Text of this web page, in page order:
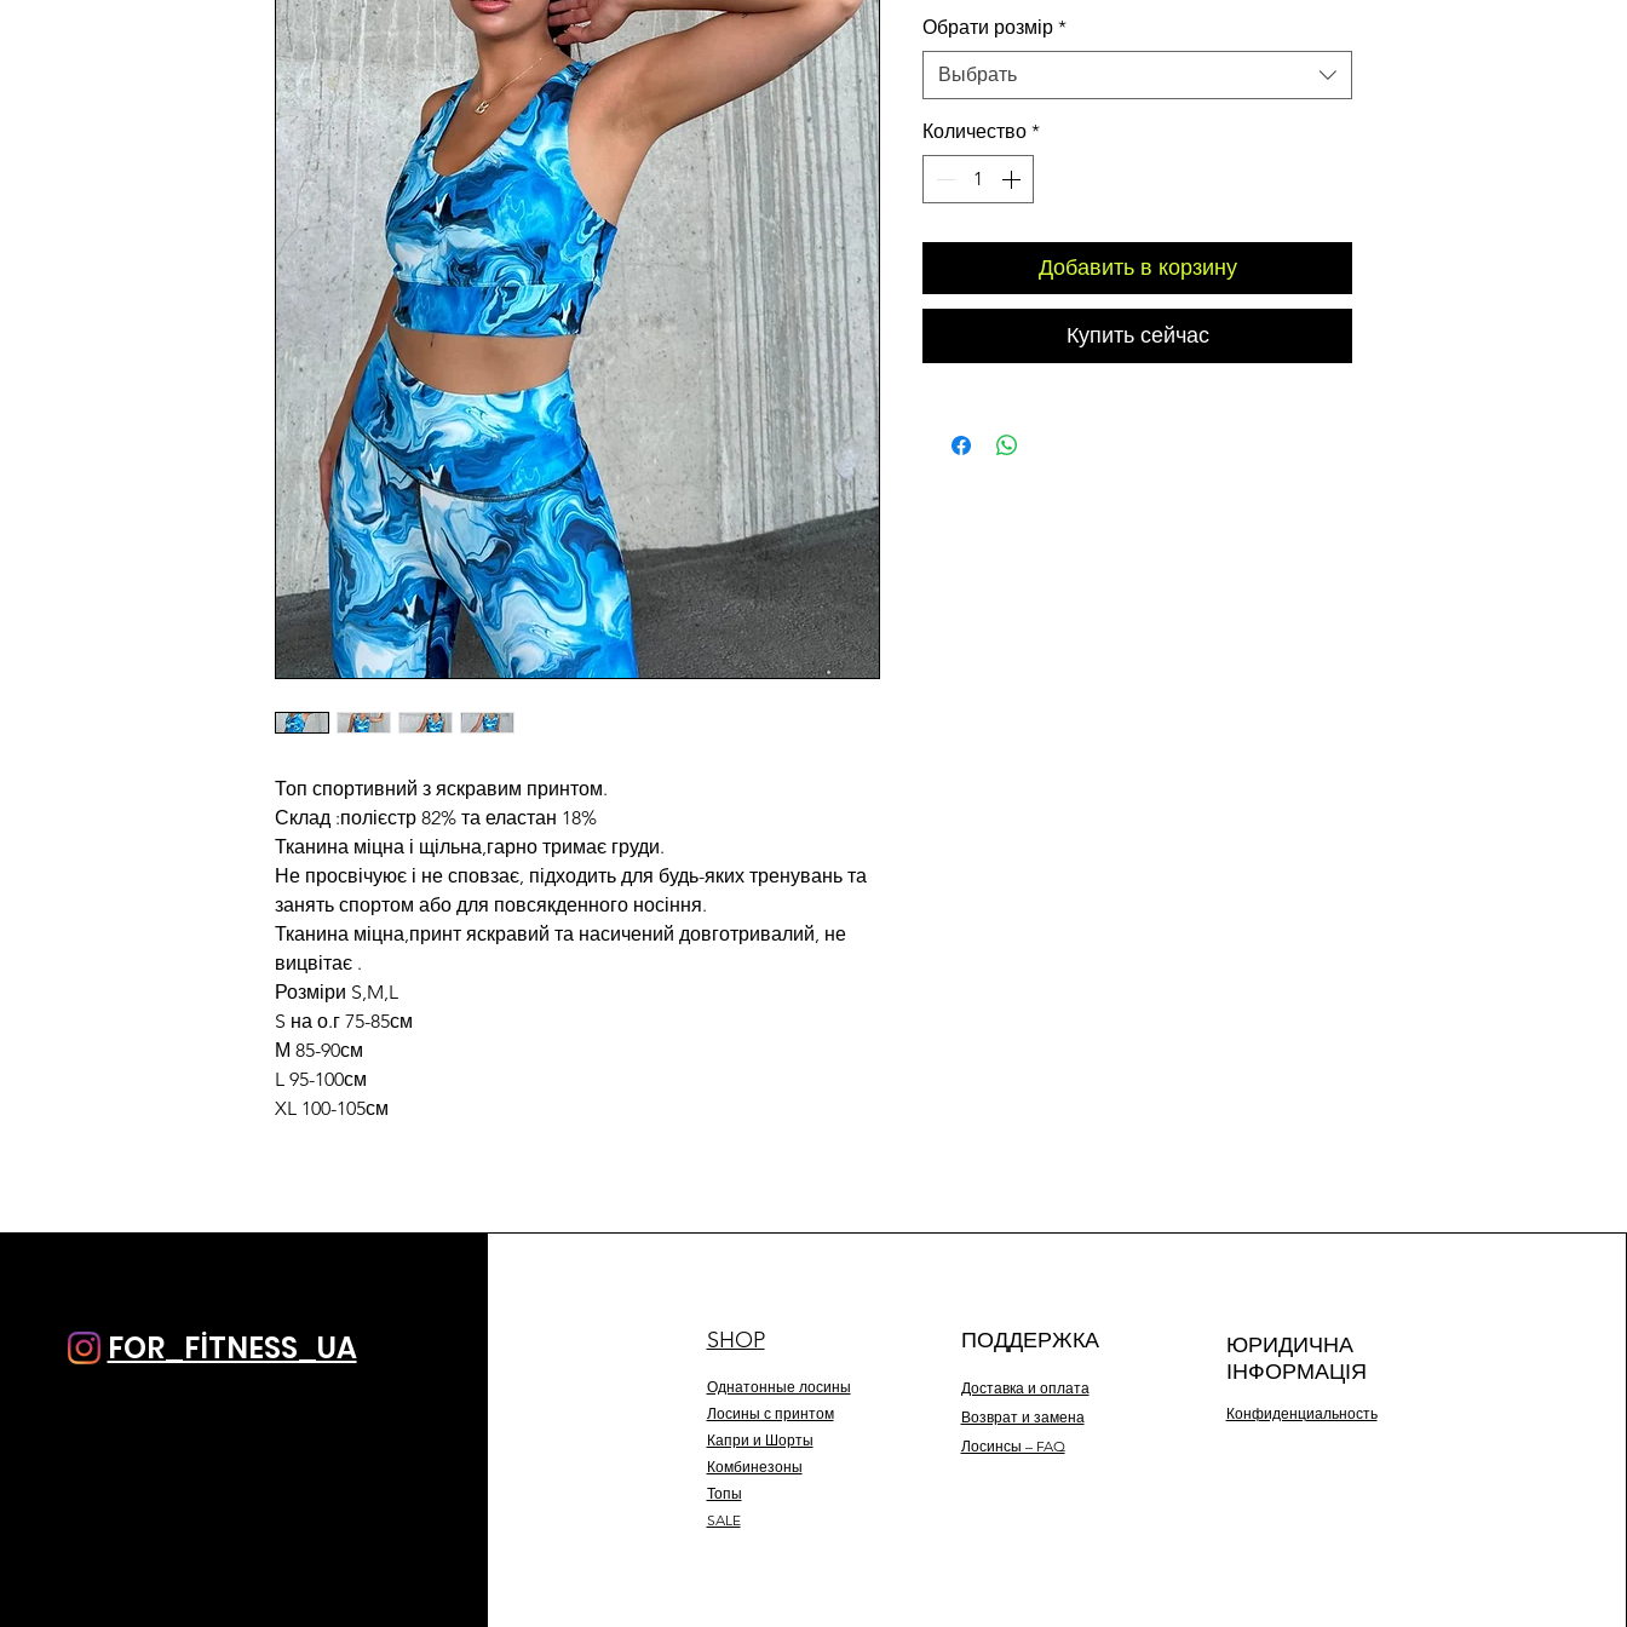
Топ спортивний з яскравим принтом.
Склад :полієстр 82% та еластан 18%
Тканина міцна і щільна,гарно тримає груди.
Не просвічуює і не сповзає, підходить для будь-яких тренувань та
занять спортом або для повсякденного носіння.
Тканина міцна,принт яскравий та насичений довготривалий, не
вицвітає .
Розміри S,M,L
S на о.г 75-85см
М 85-90см
L 95-100см
XL 100-105см
Обрати розмір *
Выбрать
Количество *
Добавить в корзину
Купить сейчас
FOR_FİTNESS_UA SHOP
Однатонные лосины
Лосины с принтом
Капри и Шорты
Комбинезоны
Топы
SALE
ПОДДЕРЖКА
Доставка и оплата
Возврат и замена
Лосинсы – FAQ
ЮРИДИЧНА
ІНФОРМАЦІЯ
Конфиденциальность